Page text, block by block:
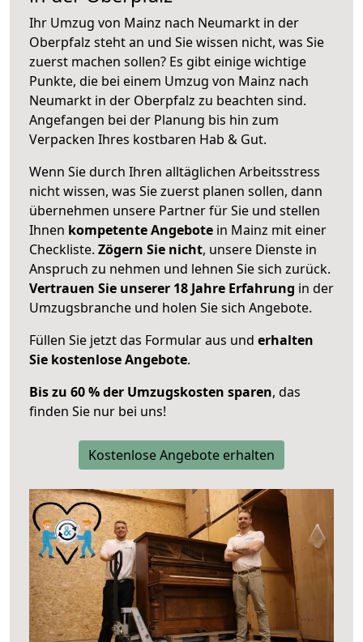
Ihr Umzug von Mainz nach Neumarkt in der
Oberpfalz steht an und Sie wissen nicht, was Sie
zuerst machen sollen? Es gibt einige wichtige
Punkte, die bei einem Umzug von Mainz nach
Neumarkt in der Oberpfalz zu beachten sind.
Angefangen bei der Planung bis hin zum
Verpacken Ihres kostbaren Hab & Gut.
Wenn Sie durch Ihren alltäglichen Arbeitsstress
nicht wissen, was Sie zuerst planen sollen, dann
übernehmen unsere Partner für Sie und stellen
Ihnen kompetente Angebote in Mainz mit einer
Checkliste. Zögern Sie nicht, unsere Dienste in
Anspruch zu nehmen und lehnen Sie sich zurück.
Vertrauen Sie unserer 18 Jahre Erfahrung in der
Umzugsbranche und holen Sie sich Angebote.
Füllen Sie jetzt das Formular aus und erhalten
Sie kostenlose Angebote.
Bis zu 60 % der Umzugskosten sparen, das
finden Sie nur bei uns!
Kostenlose Angebote erhalten